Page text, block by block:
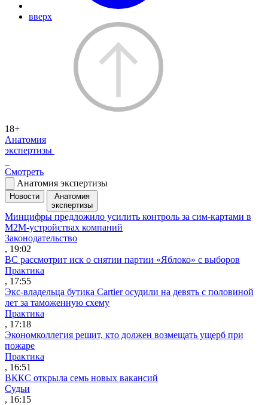
вверх
18+
Анатомия
экспертизы
Смотреть
Анатомия экспертизы
Новости
Анатомия
экспертизы
Минцифры предложило усилить контроль за сим-картами в
M2M-устройствах компаний
Законодательство
, 19:02
ВС рассмотрит иск о снятии партии «Яблоко» с выборов
Практика
, 17:55
Экс-владельца бутика Cartier осудили на девять с половиной
лет за таможенную схему
Практика
, 17:18
Экономколлегия решит, кто должен возмещать ущерб при
пожаре
Практика
, 16:51
ВККС открыла семь новых вакансий
Судьи
, 16:15